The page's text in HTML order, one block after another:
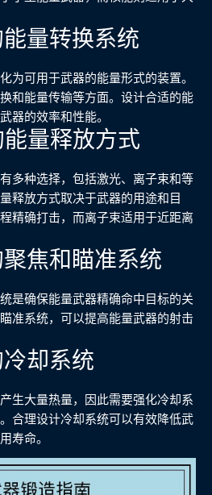
量转换系统
为可用于武器的能量形式的装置。
和能量传输等方面。设计合适的能
器的效率和性能。
量释放方式
多种选择，包括激光、离子束和等
释放方式取决于武器的用途和目
精确打击，而离子束适用于近距离
焦和瞄准系统
是确保能量武器精确命中目标的关
准系统，可以提高能量武器的射击
却系统
生大量热量，因此需要强化冷却系
合理设计冷却系统可以有效降低武
寿命。